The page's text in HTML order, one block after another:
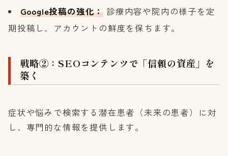
Google投稿の強化： 診療内容や院内の様子を定
期投稿し、アカウントの鮮度を保ちます。
戦略②：SEOコンテンツで「信頼の資産」を
築く
症状や悩みで検索する潜在患者（未来の患者）に対
し、専門的な情報を提供します。